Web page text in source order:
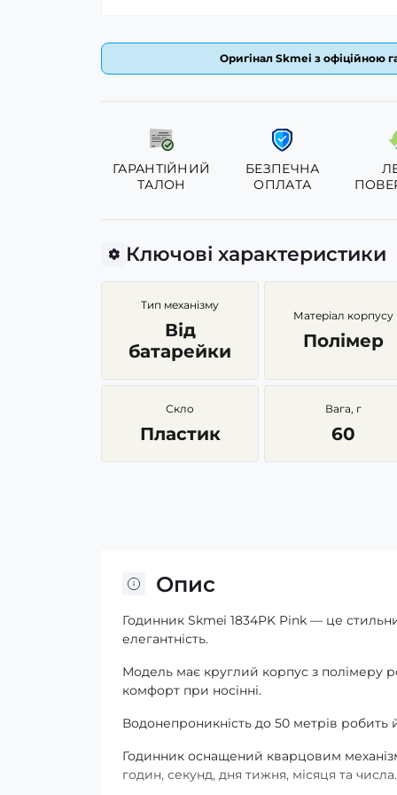
Оригінал Skmei з офіційною
ГАРАНТІЙНИЙ
ТАЛОН
БЕЗПЕЧНА
ОПЛАТА
Ключові характеристики
Тип механізму
Від
батарейки
Матеріал корпусу
Полімер
Скло
Пластик
Вага, г
60
Опис
Годинник Skmei 1834PK Pink — це
елегантність.
Модель має круглий корпус з полімеру
комфорт при носінні.
Водонепроникність до 50 метрів робить
Годинник оснащений кварцовим
годин, секунд, дня тижня, місяця та числа.